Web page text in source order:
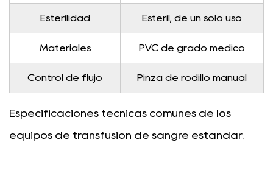
Esterilidad Estéril, de un solo uso
Materiales PVC de grado médico
Control de flujo Pinza de rodillo manual
Especificaciones técnicas comunes de los
equipos de transfusión de sangre estándar.